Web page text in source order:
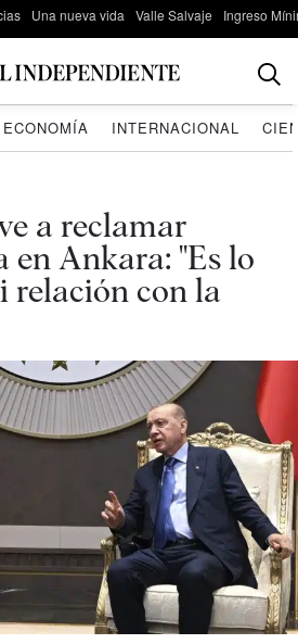
Una nueva vida Valle Salvaje Ingreso
ECONOMÍA INTERNACIONAL
a reclamar
en Ankara: "Es lo
relación con la